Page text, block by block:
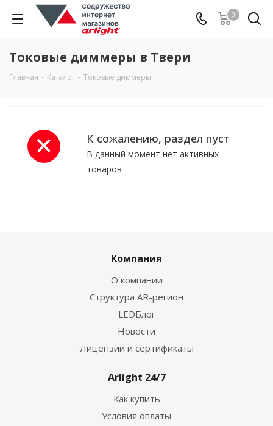
0
Токовые диммеры в Твери
Главная - Каталог - Токовые диммеры
К сожалению, раздел пуст
В данный момент нет активных
товаров
Компания
О компании
Структура AR-регион
LEDБлог
Новости
Лицензии и сертификаты
Arlight 24/7
Как купить
Условия оплаты